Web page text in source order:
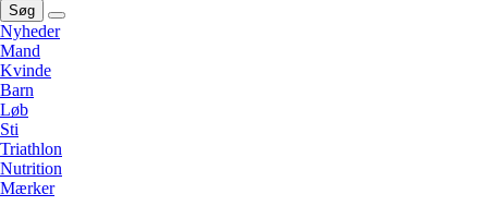
Søg
Nyheder
Mand
Kvinde
Barn
Løb
Sti
Triathlon
Nutrition
Mærker